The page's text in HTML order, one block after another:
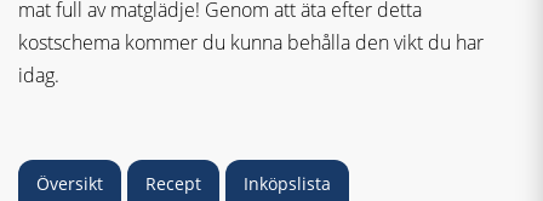
mat full av matglädje! Genom att äta efter detta
kostschema kommer du kunna behålla den vikt du har
idag.
Översikt Recept Inköpslista